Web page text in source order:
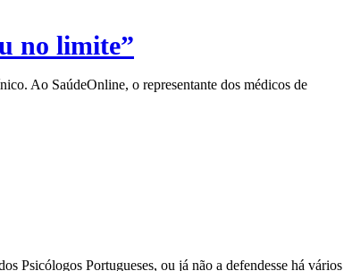
no limite”
Ao SaúdeOnline, o representante dos médicos de
Psicólogos Portugueses, ou já não a defendesse há vários